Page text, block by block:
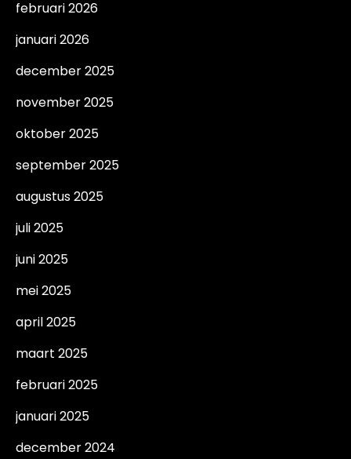
februari 2026
januari 2026
december 2025
november 2025
oktober 2025
september 2025
augustus 2025
juli 2025
juni 2025
mei 2025
april 2025
maart 2025
februari 2025
januari 2025
december 2024